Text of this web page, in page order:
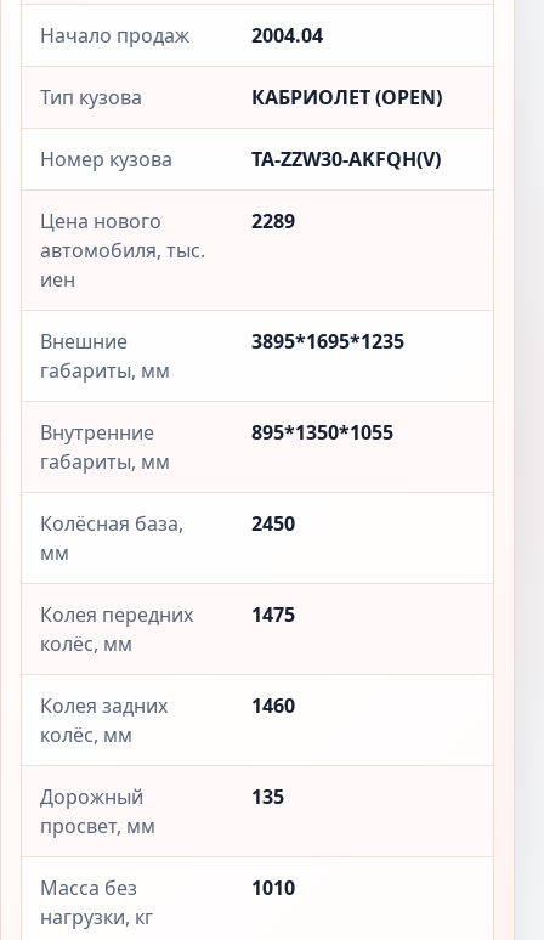
Начало продаж 2004.04
Тип кузова КАБРИОЛЕТ (OPEN)
Номер кузова TA-ZZW30-AKFQH(V)
Цена нового
автомобиля, тыс.
иен
2289
Внешние
габариты, мм
3895*1695*1235
Внутренние
габариты, мм
895*1350*1055
Колёсная база,
мм
2450
Колея передних
колёс, мм
1475
Колея задних
колёс, мм
1460
Дорожный
просвет, мм
135
Масса без
нагрузки, кг
1010